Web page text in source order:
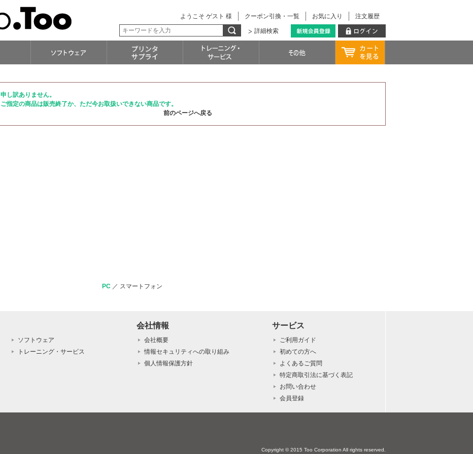
注文履歴
お気に入り
クーポン引換・一覧
ようこそ ゲスト 様
詳細検索
申し訳ありません。
ご指定の商品は販売終了か、ただ今お取扱いできない商品です。
前のページへ戻る
PC／ スマートフォン
ソフトウェア
トレーニング・サービス
会社情報
会社概要
情報セキュリティへの取り組み
個人情報保護方針
サービス
ご利用ガイド
初めての方へ
よくあるご質問
特定商取引法に基づく表記
お問い合わせ
会員登録
Copyright © 2015 Too Corporation All rights reserved.